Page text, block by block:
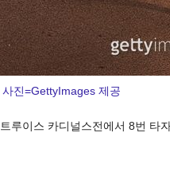
사진=GettyImages 제공
루이스 카디널스전에서 8번 타